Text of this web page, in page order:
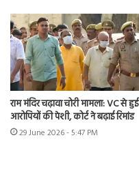
राम मंदिर चढ़ावा चोरी मामला: VC से हुई
आरोपियों की पेशी, कोर्ट ने बढ़ाई रिमांड
29 June 2026 - 5:47 PM